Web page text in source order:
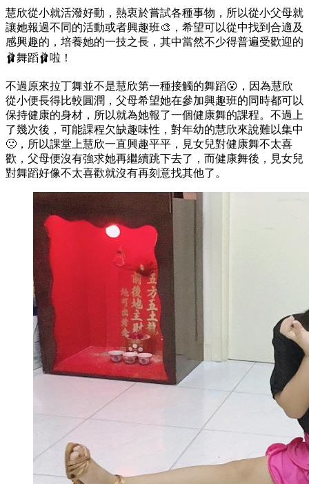
慧欣從小就活潑好動，熱衷於嘗試各種事物，所以從小父母就
讓她報過不同的活動或者興趣班🎨，希望可以從中找到合適及
感興趣的，培養她的一技之長，其中當然不少得普遍受歡迎的
🩰舞蹈🩰啦！
不過原來拉丁舞並不是慧欣第一種接觸的舞蹈😮，因為慧欣
從小便長得比較圓潤，父母希望她在參加興趣班的同時都可以
保持健康的身材，所以就為她報了一個健康舞的課程。不過上
了幾次後，可能課程欠缺趣味性，對年幼的慧欣來說難以集中
🙁，所以課堂上慧欣一直興趣平平，見女兒對健康舞不太喜
歡，父母便沒有強求她再繼續跳下去了，而健康舞後，見女兒
對舞蹈好像不太喜歡就沒有再刻意找其他了。